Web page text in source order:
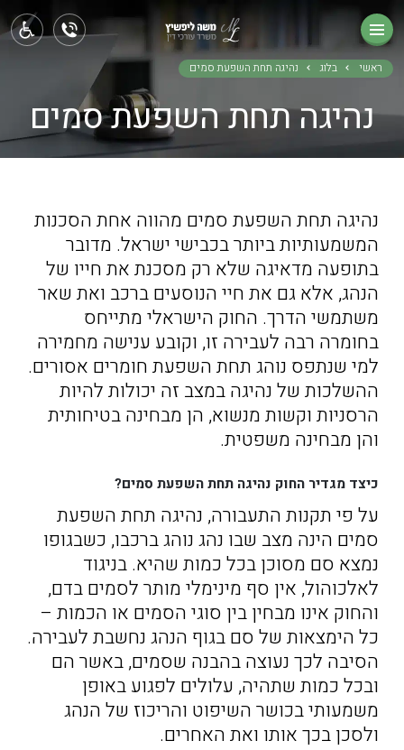
ראשי בלוג נהיגה תחת השפעת סמים
נהיגה תחת השפעת סמים
נהיגה תחת השפעת סמים מהווה אחת הסכנות
המשמעותיות ביותר בכבישי ישראל. מדובר
בתופעה מדאיגה שלא רק מסכנת את חייו של
הנהג, אלא גם את חיי הנוסעים ברכב ואת שאר
משתמשי הדרך. החוק הישראלי מתייחס
בחומרה רבה לעבירה זו, וקובע ענישה מחמירה
למי שנתפס נוהג תחת השפעת חומרים אסורים.
ההשלכות של נהיגה במצב זה יכולות להיות
הרסניות וקשות מנשוא, הן מבחינה בטיחותית
והן מבחינה משפטית.
כיצד מגדיר החוק נהיגה תחת השפעת סמים?
על פי תקנות התעבורה, נהיגה תחת השפעת
סמים הינה מצב שבו נהג נוהג ברכבו, כשבגופו
נמצא סם מסוכן בכל כמות שהיא. בניגוד
לאלכוהול, אין סף מינימלי מותר לסמים בדם,
והחוק אינו מבחין בין סוגי הסמים או הכמות –
כל הימצאות של סם בגוף הנהג נחשבת לעבירה.
הסיבה לכך נעוצה בהבנה שסמים, באשר הם
ובכל כמות שתהיה, עלולים לפגוע באופן
משמעותי בכושר השיפוט והריכוז של הנהג
ולסכן בכך אותו ואת האחרים.
ראשי
תחומי עיסוק
אודותינו
בלוג